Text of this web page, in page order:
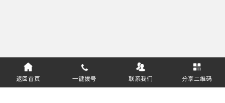
返回首页 一键拨号 联系我们 分享二维码